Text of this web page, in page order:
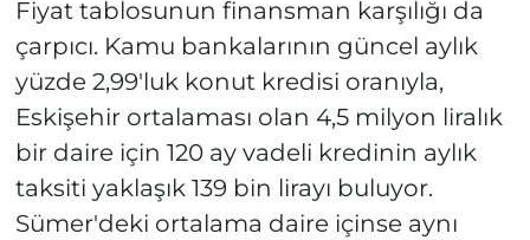
Fiyat tablosunun finansman karşılığı da
çarpıcı. Kamu bankalarının güncel aylık
yüzde 2,99'luk konut kredisi oranıyla,
Eskişehir ortalaması olan 4,5 milyon liralık
bir daire için 120 ay vadeli kredinin aylık
taksiti yaklaşık 139 bin lirayı buluyor.
Sümer'deki ortalama daire içinse aynı